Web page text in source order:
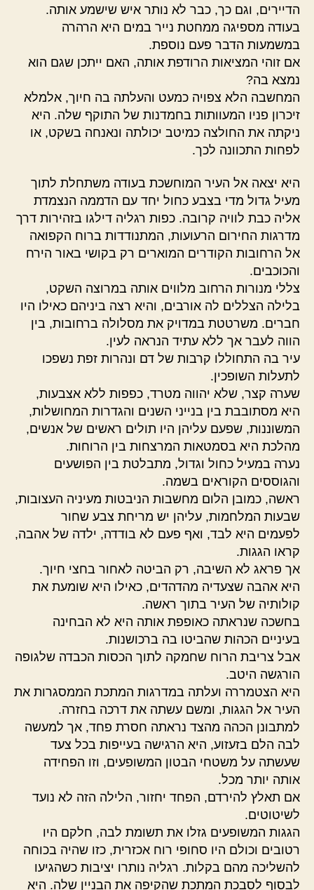
הדיירים, וגם כך, כבר לא נותר איש שישמע אותה.
בעודה מספיגה ממחטת נייר במים היא הרהרה
במשמעות הדבר פעם נוספת.
אם זוהי המציאות הרודפת אותה, האם ייתכן שגם הוא
נמצא בה?
המחשבה הלא צפויה כמעט והעלתה בה חיוך, אלמלא
זיכרון פניו המעוותות בחמדנות של התוקף שלה. היא
ניקתה את החולצה כמיטב יכולתה ונאנחה בשקט, או
לפחות התכוונה לכך.
היא יצאה אל העיר המוחשכת בעודה משתחלת לתוך
מעיל גדול מדי בצבע כחול יחד עם הדממה הנצמדת
אליה כבת לוויה קרובה. כפות רגליה דילגו בזהירות דרך
מדרגות החירום הרעועות, המתנודדות ברוח הקפואה
אל הרחובות הקודרים המוארים רק בקושי באור הירח
והכוכבים.
צללי מנורות הרחוב מלווים אותה במרוצה השקט,
בלילה הצללים לה אורבים, והיא רצה ביניהם כאילו היו
חברים. משרטטת במדויק את מסלולה ברחובות, בין
הווה לעבר אך ללא עתיד הנראה לעין.
עיר בה התחוללו קרבות של דם ונהרות זפת נשפכו
לתעלות השופכין.
שערה קצר, שלא יהווה מטרד, כפפות ללא אצבעות,
היא מסתובבת בין בנייני השנים והגדרות המחושלות,
המשוננות, שפעם עליהן היו תולים ראשים של אנשים,
מהלכת היא בסמטאות המרצחות בין הרוחות.
נערה במעיל כחול וגדול, מתבלטת בין הפושעים
והגוססים הקוראים בשמה.
ראשה, כמובן הלום מחשבות הניבטות מעיניה העצובות,
שבעות המלחמות, עליהן יש מריחת צבע שחור
לפעמים היא לבד, ואף פעם לא בודדה, ילדה של אהבה,
קראו הגגות.
אך פראג לא השיבה, רק הביטה לאחור בחצי חיוך.
היא אהבה שצעדיה מהדהדים, כאילו היא שומעת את
קולותיה של העיר בתוך ראשה.
בחשכה שנראתה כאופפת אותה היא לא הבחינה
בעיניים הכהות שהביטו בה ברכושנות.
אבל צריבת הרוח שחמקה לתוך הכסות הכבדה שלגופה
הורגשה היטב.
היא הצטמררה ועלתה במדרגות המתכת הממסגרות את
העיר אל הגגות, ומשם עשתה את דרכה בחזרה.
למתבונן הכהה מהצד נראתה חסרת פחד, אך למעשה
לבה הלם בזעזוע, היא הרגישה בעייפות בכל צעד
שעשתה על משטחי הבטון המשופעים, וזו הפחידה
אותה יותר מכל.
אם תאלץ להירדם, הפחד יחזור, הלילה הזה לא נועד
לשיטוטים.
הגגות המשופעים גזלו את תשומת לבה, חלקם היו
רטובים וכולם היו סחופי רוח אכזרית, כזו שהיה בכוחה
להשליכה מהם בקלות. רגליה נותרו יציבות כשהגיעו
לבסוף לסבכת המתכת שהקיפה את הבניין שלה. היא